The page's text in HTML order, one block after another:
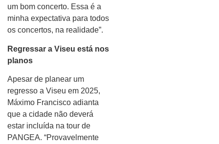
um bom concerto. Essa é a
minha expectativa para todos
os concertos, na realidade”.
Regressar a Viseu está nos
planos
Apesar de planear um
regresso a Viseu em 2025,
Máximo Francisco adianta
que a cidade não deverá
estar incluída na tour de
PANGEA. “Provavelmente